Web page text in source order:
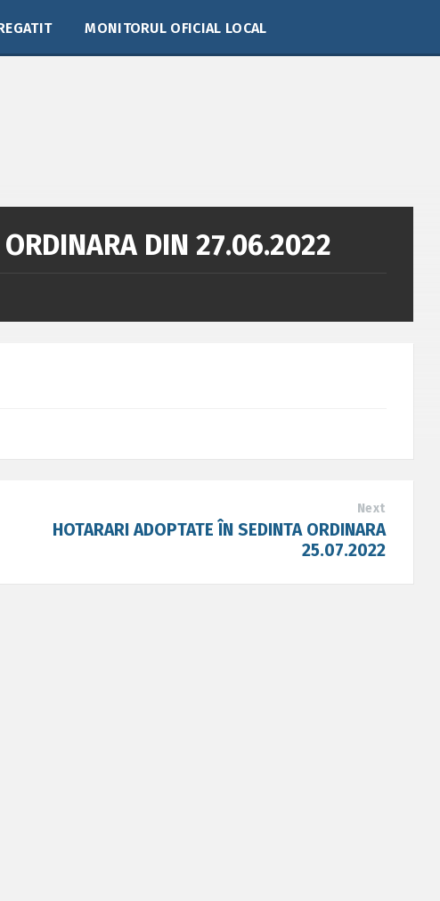
MONITORUL OFICIAL LOCAL
ORDINARA DIN 27.06.2022
Next
HOTARARI ADOPTATE ÎN SEDINTA ORDINARA
25.07.2022